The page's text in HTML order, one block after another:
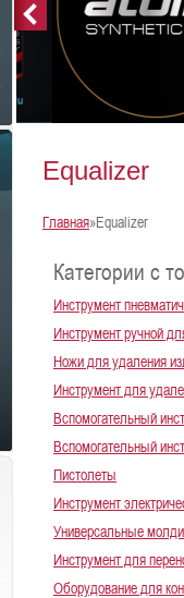
Equalizer
Главная»Equalizer
Категории с
Инструмент
Инструмент ручной
Ножи для удаления
Инструмент для
Вспомогательный
Вспомогательный
Пистолеты
Инструмент
Универсальные
Инструмент для
Оборудование для